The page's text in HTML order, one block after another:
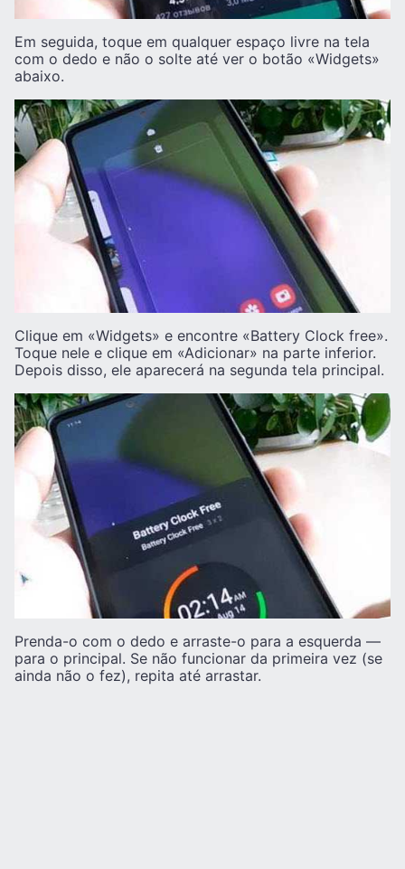
Em seguida, toque em qualquer espaço livre na tela
com o dedo e não o solte até ver o botão «Widgets»
abaixo.
Clique em «Widgets» e encontre «Battery Clock free».
Toque nele e clique em «Adicionar» na parte inferior.
Depois disso, ele aparecerá na segunda tela principal.
Prenda-o com o dedo e arraste-o para a esquerda —
para o principal. Se não funcionar da primeira vez (se
ainda não o fez), repita até arrastar.